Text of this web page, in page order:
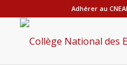
Adhérer au